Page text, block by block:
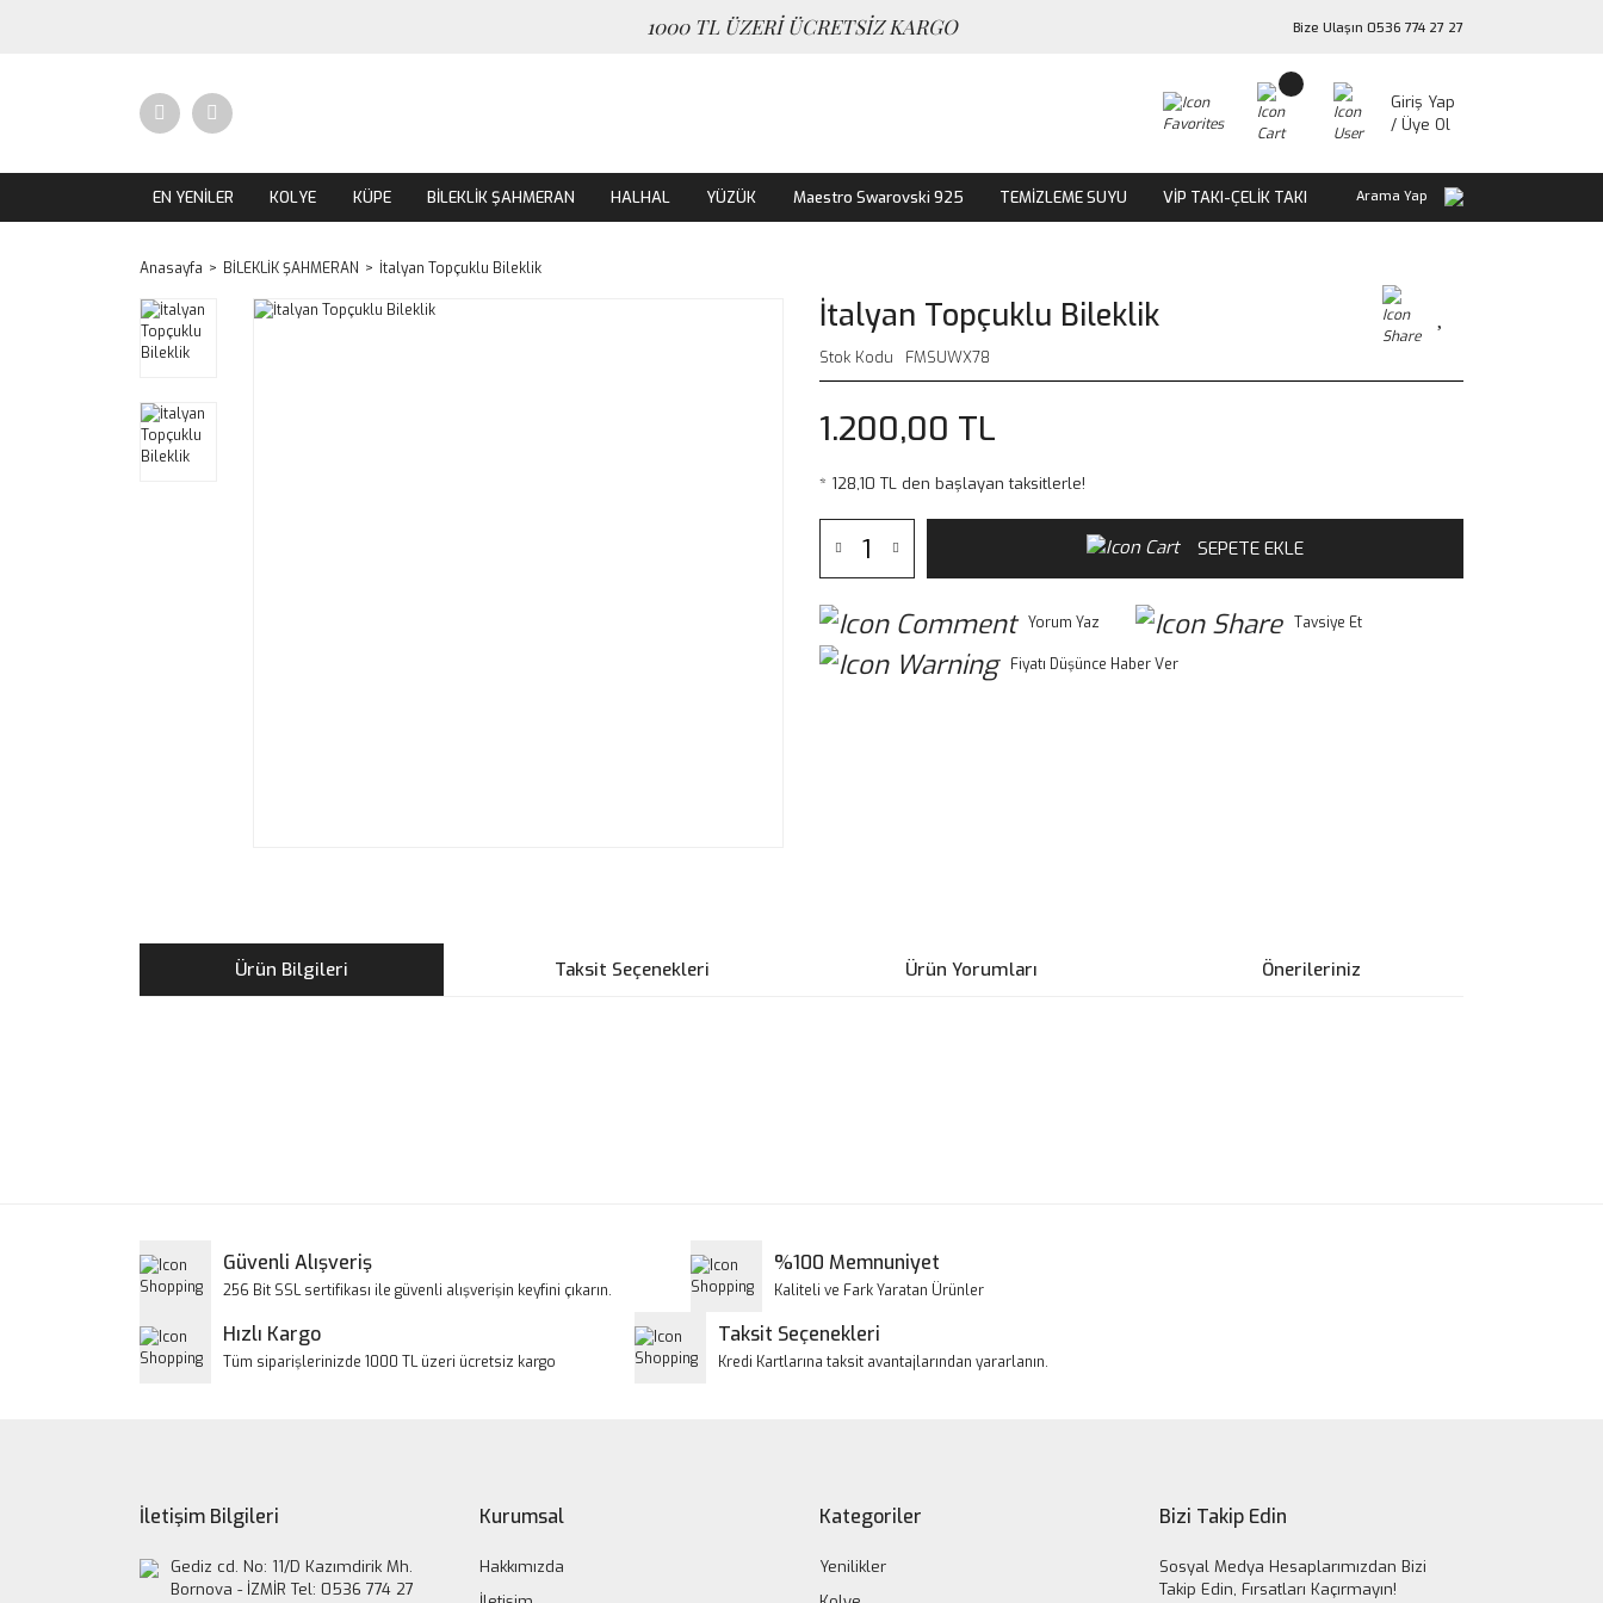
1000 TL ÜZERİ ÜCRETSİZ KARGO Bize Ulaşın 0536 774 27 27
Giriş Yap
/ Üye Ol
EN YENİLER KOLYE KÜPE BİLEKLİK ŞAHMERAN HALHAL YÜZÜK Maestro Swarovski 925 TEMİZLEME SUYU VİP TAKI-ÇELİK TAKI Arama Yap
Anasayfa BİLEKLİK ŞAHMERAN İtalyan Topçuklu Bileklik
İtalyan Topçuklu Bileklik
Stok Kodu FMSUWX78
1.200,00 TL
* 128,10 TL den başlayan taksitlerle!
SEPETE EKLE
Yorum Yaz Tavsiye Et
Fiyatı Düşünce Haber Ver
Ürün Bilgileri Taksit Seçenekleri Ürün Yorumları Önerileriniz
Ürün fiyatı diğer sitelerden daha pahalı.
Güvenli Alışveriş
256 Bit SSL sertifikası ile güvenli alışverişin keyfini çıkarın.
%100 Memnuniyet
Kaliteli ve Fark Yaratan Ürünler
Hızlı Kargo
Tüm siparişlerinizde 1000 TL üzeri ücretsiz kargo
Taksit Seçenekleri
Kredi Kartlarına taksit avantajlarından yararlanın.
İletişim Bilgileri
Gediz cd. No: 11/D Kazımdirik Mh.
Bornova - İZMİR Tel: 0536 774 27
Kurumsal
Hakkımızda
Kategoriler
Yenilikler
Bizi Takip Edin
Sosyal Medya Hesaplarımızdan Bizi
Takip Edin, Fırsatları Kaçırmayın!